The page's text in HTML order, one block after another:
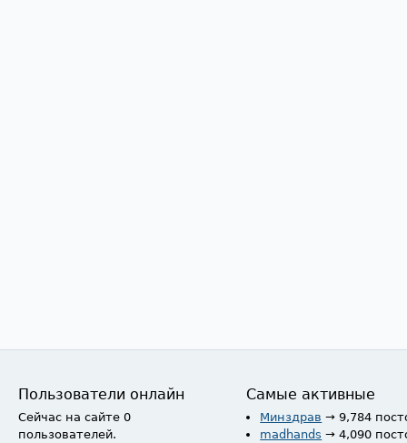
Пользователи онлайн
Сейчас на сайте 0
пользователей.
Самые активные
Минздрав → 9,784
madhands → 4,090